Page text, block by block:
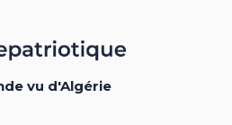
vu d'Algérie